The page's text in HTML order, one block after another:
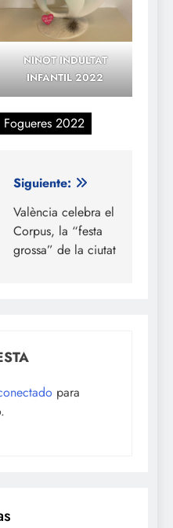
NINOT INDULTAT
INFANTIL 2022
Fogueres 2022
Siguiente:
València celebra el
Corpus, la “festa
grossa” de la ciutat
para